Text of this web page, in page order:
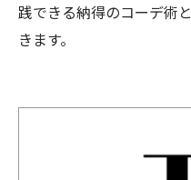
践できる納得のコーデ術
きます。